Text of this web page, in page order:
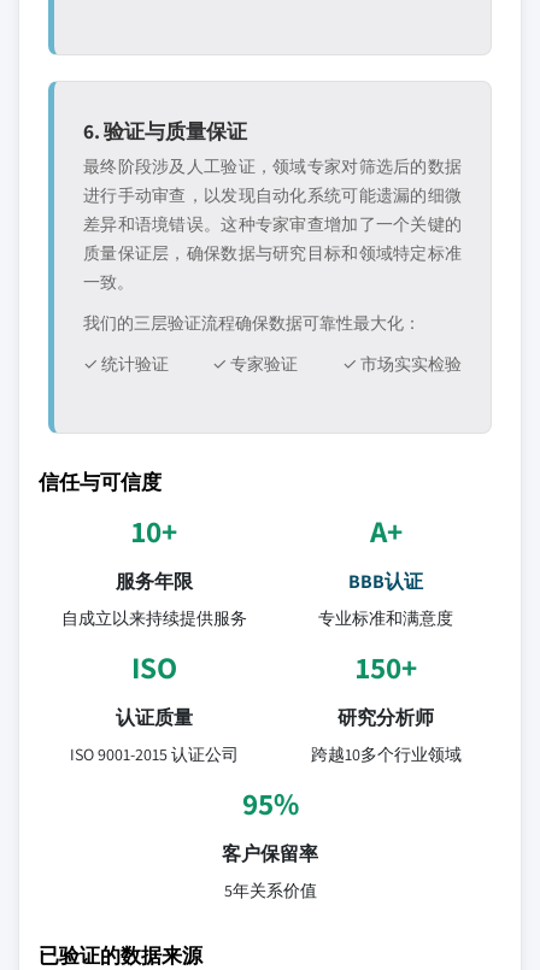
6. 验证与质量保证
最终阶段涉及人工验证，领域专家对筛选后的数据
进行手动审查，以发现自动化系统可能遗漏的细微
差异和语境错误。这种专家审查增加了一个关键的
质量保证层，确保数据与研究目标和领域特定标准
一致。
我们的三层验证流程确保数据可靠性最大化：
✓ 统计验证
✓ 专家验证 ✓ 市场实实检验
信任与可信度
10+
服务年限
自成立以来持续提供服务
A+
BBB认证
专业标准和满意度
ISO
认证质量
ISO 9001-2015 认证公司
150+
研究分析师
跨越10多个行业领域
95%
客户保留率
5年关系价值
已验证的数据来源